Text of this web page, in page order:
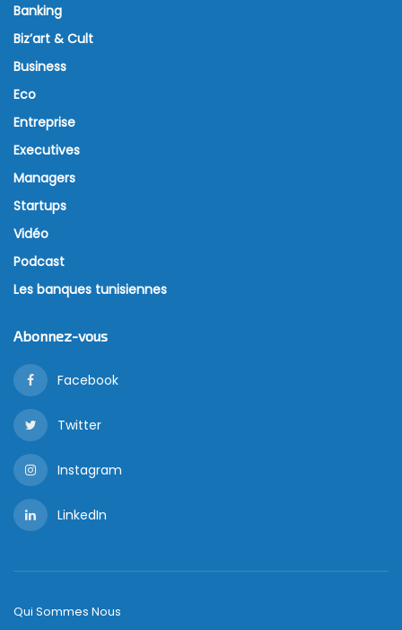
Banking
Biz’art & Cult
Business
Eco
Entreprise
Executives
Managers
Startups
Vidéo
Podcast
Les banques tunisiennes
Abonnez-vous
Facebook
Twitter
Instagram
LinkedIn
Qui Sommes Nous